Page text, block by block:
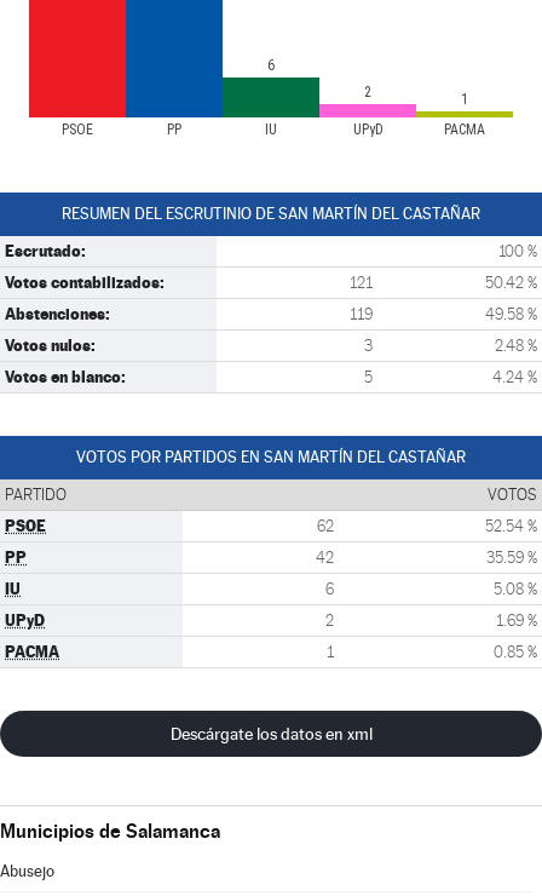
PSOE PP IU UPyD PACMA
6
2
1
RESUMEN DEL ESCRUTINIO DE SAN MARTÍN DEL CASTAÑAR
Escrutado: 100 %
Votos contabilizados: 121 50.42 %
Abstenciones: 119 49.58 %
Votos nulos: 3 2.48 %
Votos en blanco: 5 4.24 %
VOTOS POR PARTIDOS EN SAN MARTÍN DEL CASTAÑAR
PARTIDO VOTOS
PSOE 62 52.54 %
PP 42 35.59 %
IU 6 5.08 %
UPyD 2 1.69 %
PACMA 1 0.85 %
Descárgate los datos en xml
Municipios de Salamanca
Abusejo